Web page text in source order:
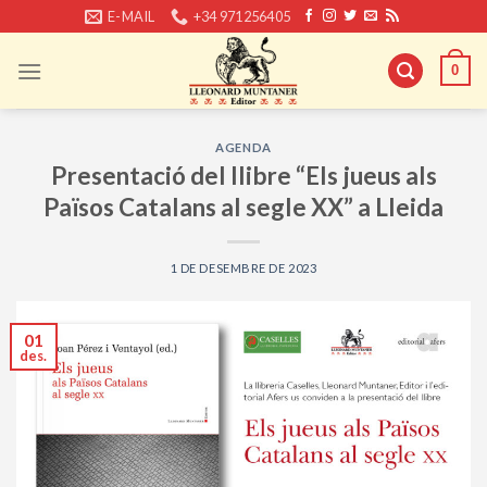
content
E-MAIL +34 971256405
0
AGENDA
Presentació del llibre “Els jueus als
Països Catalans al segle XX” a Lleida
1 DE DESEMBRE DE 2023
01
des.